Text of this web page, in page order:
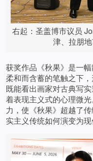
右起：圣盖博市议员
津、拉朋
获奖作品《秋果》是一
柔和而含蓄的笔触之下
既能看出画家对古典写
着表现主义式的心理微
力，使《秋果》超越了
实主义传统如何演变为